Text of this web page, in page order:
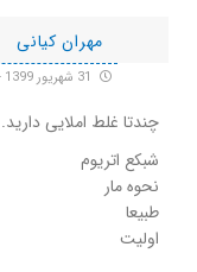
مهران کیانی
چندتا غلط املایی دارید.
شبکع اتریوم
نحوه مار
طبیعا
اولیت